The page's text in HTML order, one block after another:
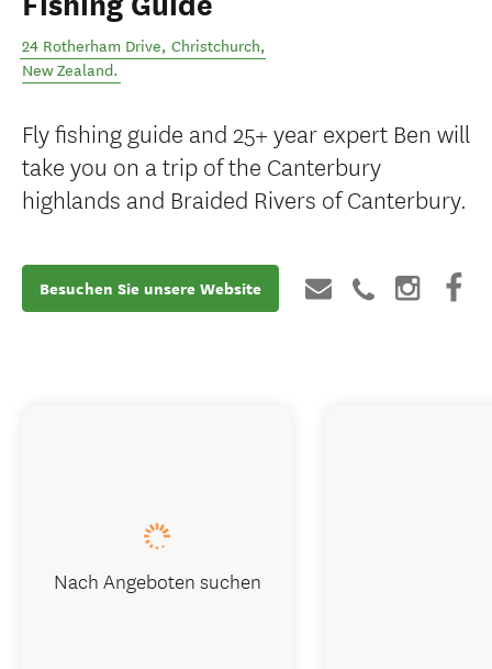
24 Rotherham Drive, Christchurch,
New Zealand.
Fly fishing guide and 25+ year expert Ben will
take you on a trip of the Canterbury
highlands and Braided Rivers of Canterbury.
Besuchen Sie unsere Website
Nach Angeboten suchen